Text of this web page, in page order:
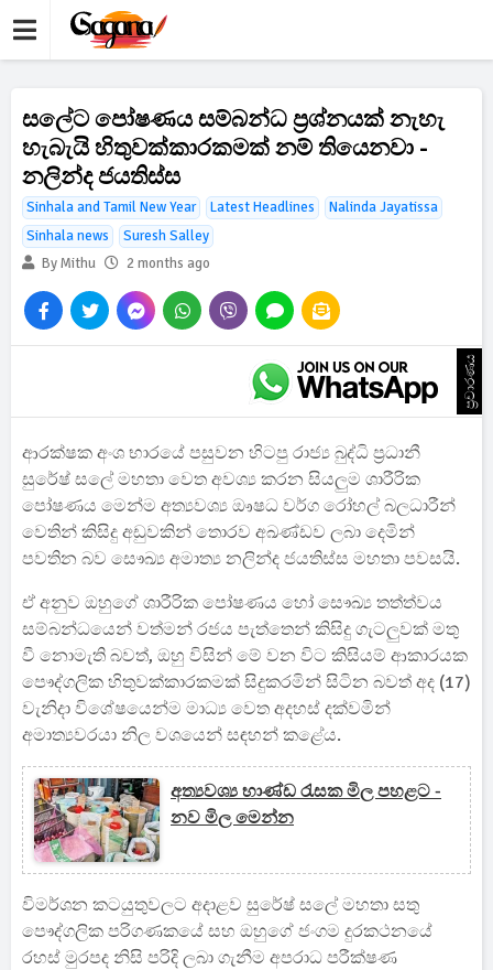
සලේට පෝෂණය සම්බන්ධ ප්‍රශ්නයක් නැහැ
හැබැයි හිතුවක්කාරකමක් නම් තියෙනවා -
නලින්ද ජයතිස්ස
Sinhala and Tamil New Year Latest Headlines
Nalinda Jayatissa
Sinhala news
Suresh Salley
By Mithu
2 months ago
ප්‍රචාරණය
ආරක්ෂක අංශ භාරයේ පසුවන හිටපු රාජ්‍ය බුද්ධි ප්‍රධානී
සුරේෂ් සලේ මහතා වෙත අවශ්‍ය කරන සියලුම ශාරීරික
පෝෂණය මෙන්ම අත්‍යවශ්‍ය ඖෂධ වර්ග රෝහල් බලධාරීන්
වෙතින් කිසිදු අඩුවකින් තොරව අඛණ්ඩව ලබා දෙමින්
පවතින බව සෞඛ්‍ය අමාත්‍ය නලින්ද ජයතිස්ස මහතා පවසයි.
ඒ අනුව ඔහුගේ ශාරීරික පෝෂණය හෝ සෞඛ්‍ය තත්ත්වය
සම්බන්ධයෙන් වත්මන් රජය පැත්තෙන් කිසිදු ගැටලුවක් මතු
වී නොමැති බවත්, ඔහු විසින් මේ වන විට කිසියම් ආකාරයක
පෞද්ගලික හිතුවක්කාරකමක් සිදුකරමින් සිටින බවත් අද (17)
වැනිදා විශේෂයෙන්ම මාධ්‍ය වෙත අදහස් දක්වමින්
අමාත්‍යවරයා නිල වශයෙන් සඳහන් කළේය.
අත්‍යවශ්‍ය භාණ්ඩ රැසක මිල පහළට -
නව මිල මෙන්න
විමර්ශන කටයුතුවලට අදාළව සුරේෂ් සලේ මහතා සතු
පෞද්ගලික පරිගණකයේ සහ ඔහුගේ ජංගම දුරකථනයේ
රහස් මුරපද නිසි පරිදි ලබා ගැනීම අපරාධ පරීක්ෂණ